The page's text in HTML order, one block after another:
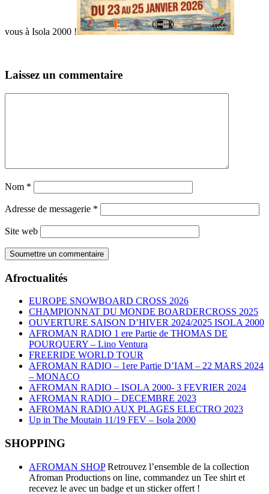
vous à Isola 2000 !
Laissez un commentaire
Nom *
Adresse de messagerie *
Site web
Afroctualités
EUROPE SNOWBOARD CROSS 2026
CHAMPIONNAT DU MONDE BOARDERCROSS 2025
OUVERTURE SAISON D’HIVER 2024/2025 ISOLA 2000
AFROMAN RADIO 1 ere Partie de THOMAS DE
POURQUERY – Lino Ventura
FREERIDE WORLD TOUR
AFROMAN RADIO – 1ere Partie D’IAM – 22 MARS 2024
– MONACO
AFROMAN RADIO – ISOLA 2000- 3 FEVRIER 2024
AFROMAN RADIO – DECEMBRE 2023
AFROMAN RADIO AUX PLAGES ELECTRO 2023
Up in The Moutain 11/19 FEV – Isola 2000
SHOPPING
AFROMAN SHOPRetrouvez l’ensemble de la collection
Afroman Productions on line, commandez un Tee shirt et
recevez le avec un badge et un sticker offert !